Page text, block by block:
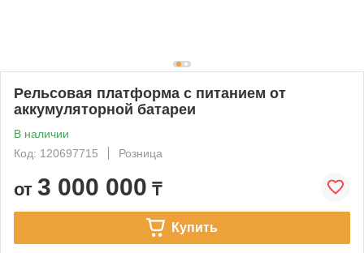
Рельсовая платформа с питанием от
аккумуляторной батареи
В наличии
Код: 120697715
Розница
от 3 000 000 ₸
Купить